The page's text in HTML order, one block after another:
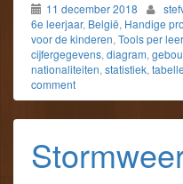
11 december 2018
6e leerjaar, België, Handige
voor de kinderen,Tools per
cijfergegevens,diagram,
nationaliteiten,statistiek,
comment